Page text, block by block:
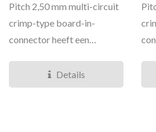
Pitch 2,50 mm multi-circuit
crimp-type board-in-
connector heeft een
Details